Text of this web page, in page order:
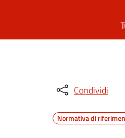
Condividi
Normativa di